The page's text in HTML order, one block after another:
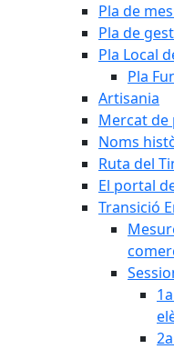
Pla de
Pla de
Pla Local
Pla
Artisania
Mercat
Noms
Ruta del
El portal
Transició